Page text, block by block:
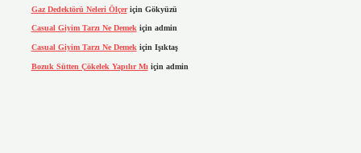
Gaz Dedektörü Neleri Ölçeriçin Gökyüzü
Casual Giyim Tarzı Ne Demekiçin admin
Casual Giyim Tarzı Ne Demek için Işıktaş
Bozuk Sütten Çökelek Yapılır Mı için admin